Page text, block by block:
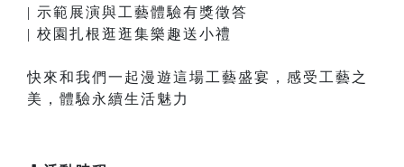
| 示範展演與工藝體驗有獎徵答
| 校園扎根逛逛集樂趣送小禮
快來和我們一起漫遊這場工藝盛宴，感受工藝之
美，體驗永續生活魅力